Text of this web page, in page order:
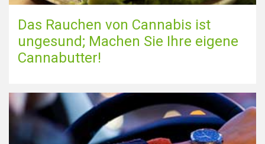
Das Rauchen von Cannabis ist
ungesund; Machen Sie Ihre eigene
Cannabutter!